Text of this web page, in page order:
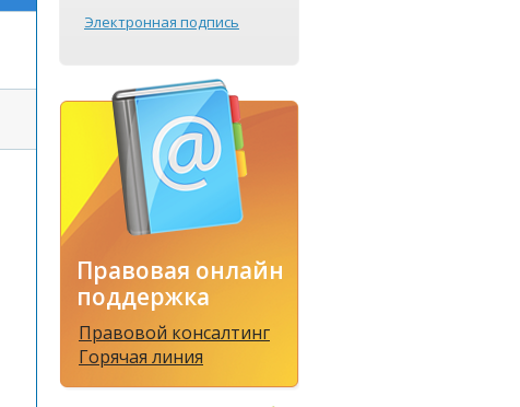
Электронная подпись
Правовая онлайн
поддержка
Правовой консалтинг
Горячая линия